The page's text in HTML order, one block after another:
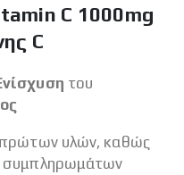
C 1000mg
C
του
πρώτων υλών, καθώς
συμπληρωμάτων